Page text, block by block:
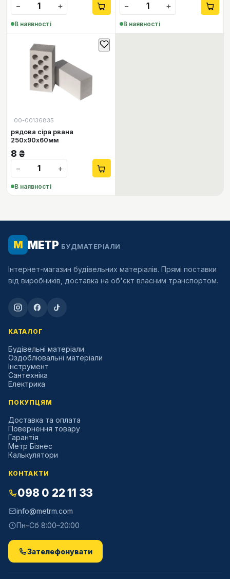
−
+
В наявності
−
+
В наявності
00-00136835
рядова сіра рвана
250х90х60мм
8 ₴
−
+
В наявності
М МЕТР БУДМАТЕРІАЛИ
Інтернет-магазин будівельних матеріалів. Прямі поставки
від виробників, доставка на об'єкт власним транспортом.
КАТАЛОГ
Будівельні матеріали
Оздоблювальні матеріали
Інструмент
Сантехніка
Електрика
ПОКУПЦЯМ
Доставка та оплата
Повернення товару
Гарантія
Метр Бізнес
Калькулятори
КОНТАКТИ
098 0 22 11 33
info@metrm.com
Пн–Сб 8:00–20:00
Зателефонувати